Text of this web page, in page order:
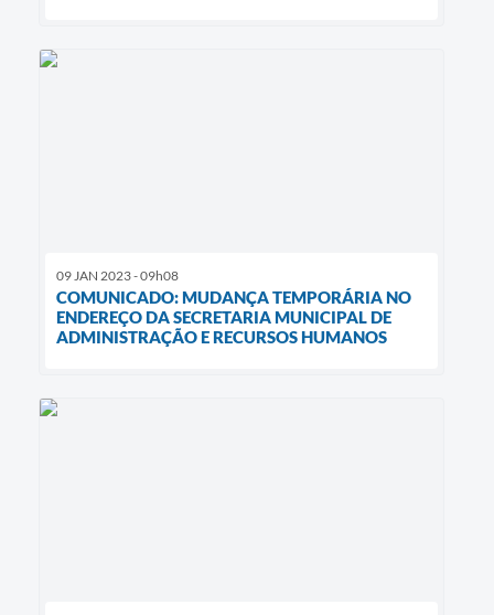
09 JAN 2023 - 09h08
COMUNICADO: MUDANÇA TEMPORÁRIA NO
ENDEREÇO DA SECRETARIA MUNICIPAL DE
ADMINISTRAÇÃO E RECURSOS HUMANOS